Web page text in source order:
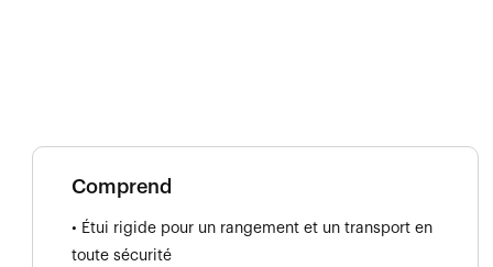
Comprend
• Étui rigide pour un rangement et un transport en
toute sécurité